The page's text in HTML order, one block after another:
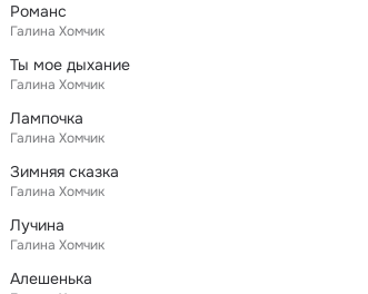
Романс
Галина Хомчик
Ты мое дыхание
Галина Хомчик
Лампочка
Галина Хомчик
Зимняя сказка
Галина Хомчик
Лучина
Галина Хомчик
Алешенька